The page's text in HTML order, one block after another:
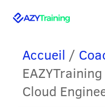
Accueil /
Cloud